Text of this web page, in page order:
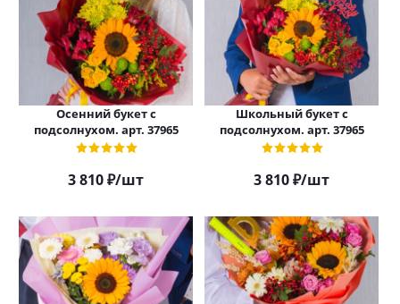
Осенний букет с
подсолнухом. арт. 37965
3 810₽/шт
Школьный букет с
подсолнухом. арт. 37965
3 810₽/шт